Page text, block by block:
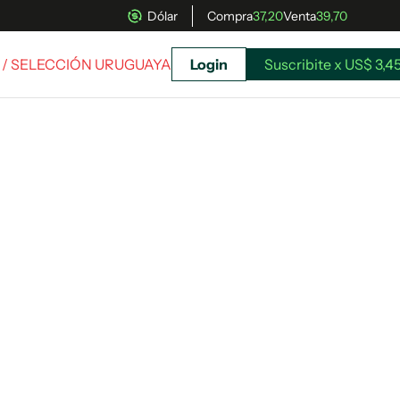
Dólar Compra37,20Venta39,70
/ SELECCIÓN URUGUAYA Login Suscribite x US$